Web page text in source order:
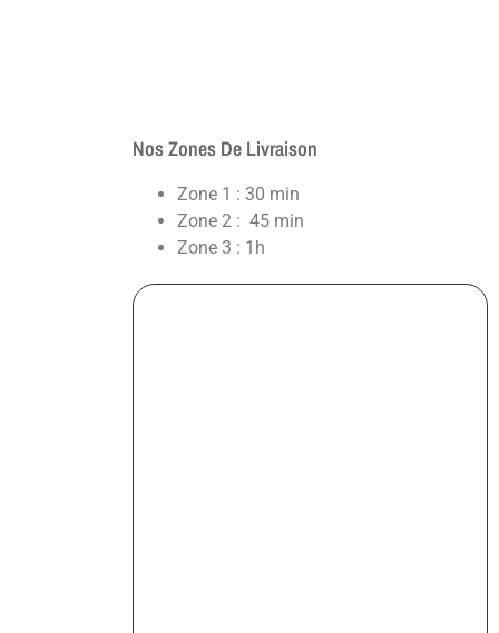
Nos Zones De Livraison
Zone 1 : 30 min
Zone 2 : 45 min
Zone 3 : 1h